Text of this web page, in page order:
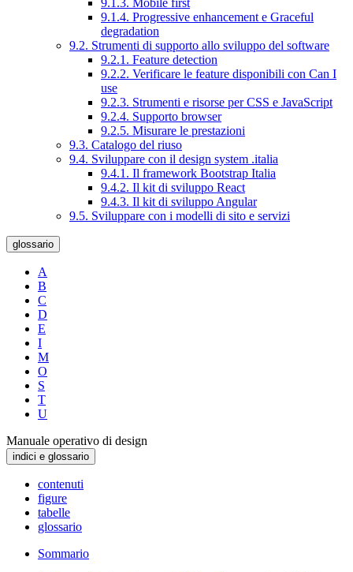
9.1.3. Mobile first
9.1.4. Progressive enhancement e Graceful
degradation
9.2. Strumenti di supporto allo sviluppo del software
9.2.1. Feature detection
9.2.2. Verificare le feature disponibili con Can I
use
9.2.3. Strumenti e risorse per CSS e JavaScript
9.2.4. Supporto browser
9.2.5. Misurare le prestazioni
9.3. Catalogo del riuso
9.4. Sviluppare con il design system .italia
9.4.1. Il framework Bootstrap Italia
9.4.2. Il kit di sviluppo React
9.4.3. Il kit di sviluppo Angular
9.5. Sviluppare con i modelli di sito e servizi
glossario
A
B
C
D
E
I
M
O
S
T
U
Manuale operativo di design
indici e glossario
contenuti
figure
tabelle
glossario
Sommario